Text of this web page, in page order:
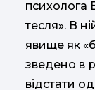
психолога
тесля». В
явище як
зведено в
відстати